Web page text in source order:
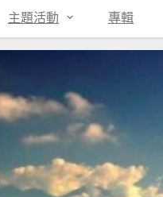
主題活動 專輯